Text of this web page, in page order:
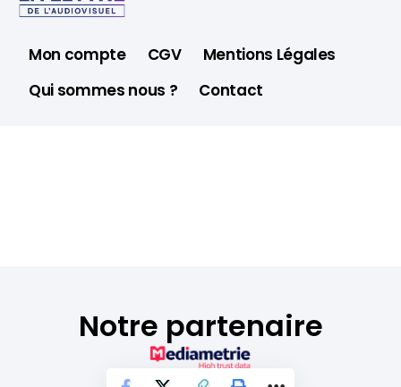
Mon compte CGV
Mentions Légales
Qui sommes nous ?
Contact
Notre partenaire